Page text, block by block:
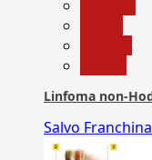
Linfoma non-
Salvo Franchina